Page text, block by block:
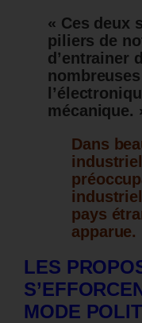
« Ces deux
piliers de
d’entrainer
mécanique.
Dans
pays
apparue.
LES
MODE